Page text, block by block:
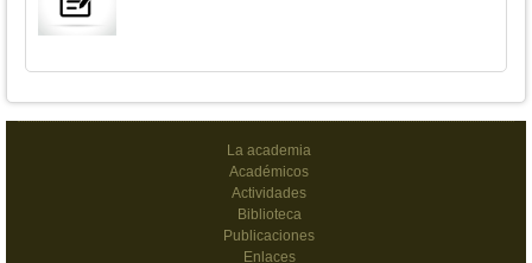
La academia
Académicos
Actividades
Biblioteca
Publicaciones
Enlaces